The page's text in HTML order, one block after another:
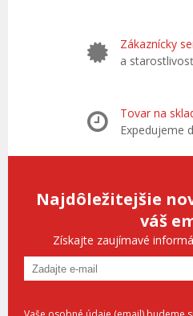
Zákaznícky
a starostlivosť
Tovar na
Expedujeme
Najdôležitejšie
váš
Získajte zaujímavé